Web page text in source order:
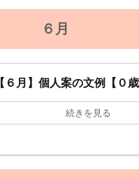
６月
【６月】個人案の文例【０歳
続きを見る